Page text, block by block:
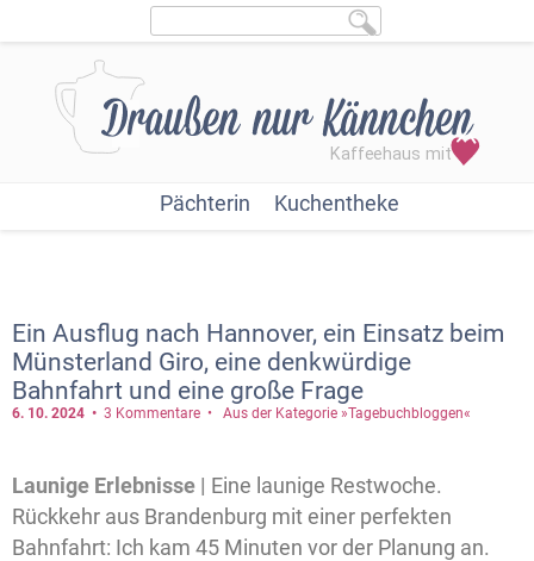
Pächterin Kuchentheke
Ein Ausflug nach Hannover, ein Einsatz beim
Münsterland Giro, eine denkwürdige
Bahnfahrt und eine große Frage
6. 10. 2024 3 Kommentare Aus der Kategorie »Tagebuchbloggen«
Launige Erlebnisse | Eine launige Restwoche.
Rückkehr aus Brandenburg mit einer perfekten
Bahnfahrt: Ich kam 45 Minuten vor der Planung an.